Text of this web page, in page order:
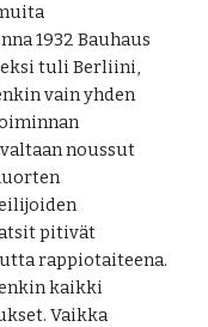
1932 Bauhaus
tuli Berliini,
vain yhden
noussut
pitivät
rappiotaiteena.
kaikki
Vaikka